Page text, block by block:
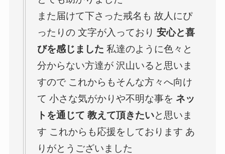
また届けて下さった戒名も 故人にぴ
ったりの 文字が入っており安心と喜
びを感じました 私達のように色々と
分からない方達が 沢山いると思いま
すので これからもそんな方々へ向け
て 小さな気がかりや不明な事を ネッ
トを通じて 教えて頂きたいと思いま
す これからも応援をしております あ
りがとうございました